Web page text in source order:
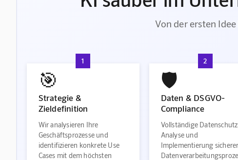
Von der ersten
1
🎯
Strategie &
Zieldefinition
Wir analysieren Ihre
Geschäftsprozesse und
identifizieren konkrete Use
Cases mit dem höchsten
2
🛡️
Daten & DSGVO-
Compliance
Vollständige
Analyse und
Implementierung sicherer